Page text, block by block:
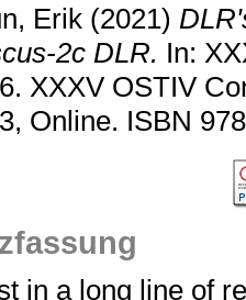
Erik (2021)
2c DLR. In:
XXXV OSTIV
Online. ISBN
in a long line of